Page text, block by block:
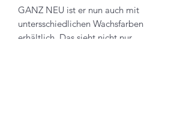
GANZ NEU ist er nun auch mit
untersschiedlichen Wachsfarben
erhältlich. Das sieht nicht nur